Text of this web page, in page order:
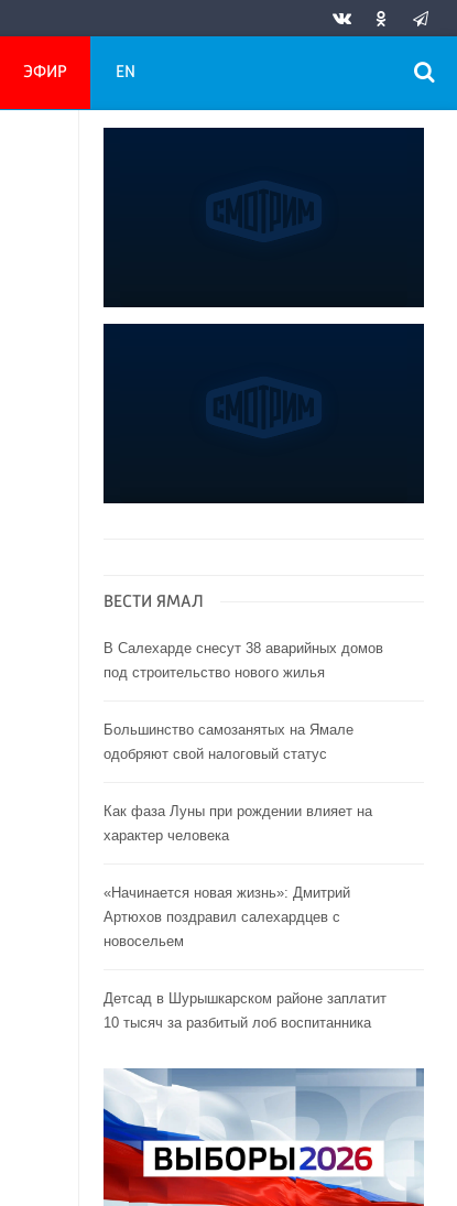
ЭФИР EN
ВЕСТИ ЯМАЛ
В Салехарде снесут 38 аварийных домов
под строительство нового жилья
Большинство самозанятых на Ямале
одобряют свой налоговый статус
Как фаза Луны при рождении влияет на
характер человека
«Начинается новая жизнь»: Дмитрий
Артюхов поздравил салехардцев с
новосельем
Детсад в Шурышкарском районе заплатит
10 тысяч за разбитый лоб воспитанника